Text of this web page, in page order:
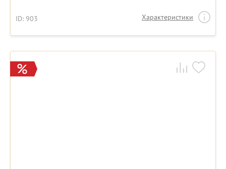
ID: 903 Характеристики